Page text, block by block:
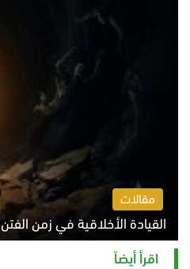
مقالات
القيادة الأخلاقية في زمن الفتن
الاثنين 10 أغسطس 2026 11:31 ص
اقرأ أيضاً